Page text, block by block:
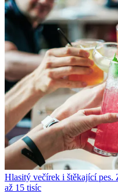
Hlasitý večírek i štěkající pes.
až 15 tisíc